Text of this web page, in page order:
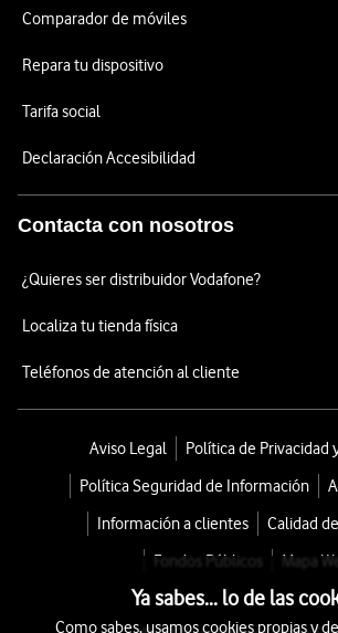
Comparador de móviles
Repara tu dispositivo
Tarifa social
Declaración Accesibilidad
Contacta con nosotros
¿Quieres ser distribuidor Vodafone?
Localiza tu tienda física
Teléfonos de atención al cliente
Aviso Legal
Política de Privacidad
Política Seguridad de Información
Información a clientes
Calidad
Fondos Públicos
Mapa
Ya sabes... lo de las
Como sabes, usamos cookies propias y